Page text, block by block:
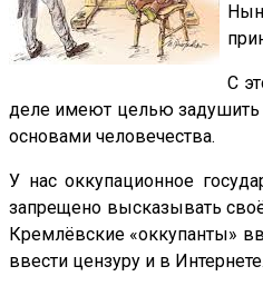
С
деле имеют целью задушить
основами человечества.
У нас оккупационное
запрещено высказывать
Кремлёвские «оккупанты»
ввести цензуру и в Интернете.